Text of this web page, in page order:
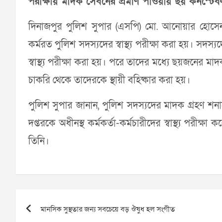
দিনাজপুর পুলিশ সুপার (এসপি) মো. আনোয়ার
কর্মরত পুলিশ সদস্যদের স্বাস্থ্য পরীক্ষা করা হয়।
স্বাস্থ্য পরীক্ষা করা হয়। পরে তাদের মধ্যে ছয়জনের
চাকরি থেকে তাদেরকে স্থায়ী বহিষ্কার করা হয়।
পুলিশ সুপার জানান, পুলিশ সদস্যদের মাদক গ্রহণ
দপ্তরকে অধীনস্থ কর্মকর্তা-কর্মচারীদের স্বাস্থ্য
তিনি।
মানসিক সুস্থতার জন্য সবচেয়ে বড় ঔষুধ হল সংগীত